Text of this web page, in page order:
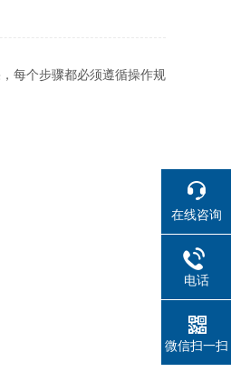
每个步骤都必须遵循操作规
在线咨询
电话
微信扫一扫